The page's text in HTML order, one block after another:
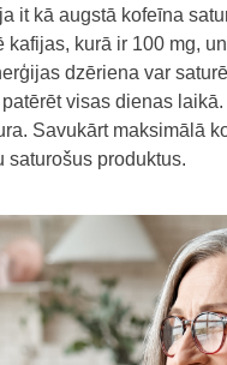
it kā augstā kofeīna
kafijas, kurā ir 100 mg,
dzēriena var
visas dienas
Savukārt maksimālā
saturošus produktus.